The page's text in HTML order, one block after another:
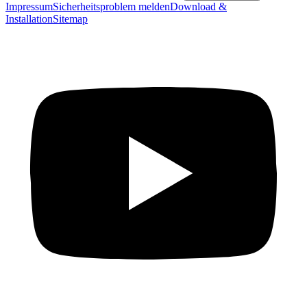
ImpressumSicherheitsproblem meldenDownload &
InstallationSitemap